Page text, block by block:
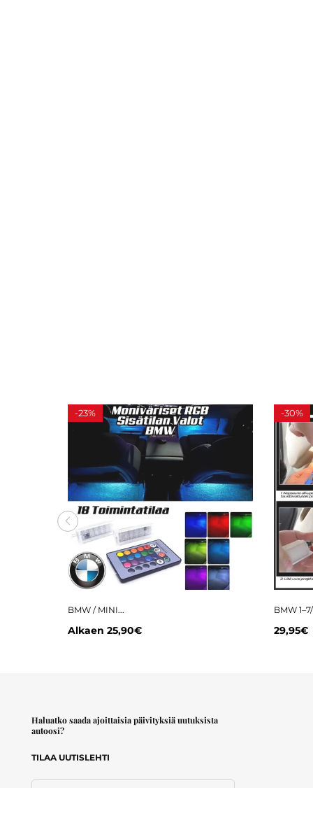
-23%
BMW / MINI...
Alkaen 25,90€
-30%
BMW
29,95€
Haluatko saada ajoittaisia päivityksiä uutuksista
autoosi?
TILAA UUTISLEHTI